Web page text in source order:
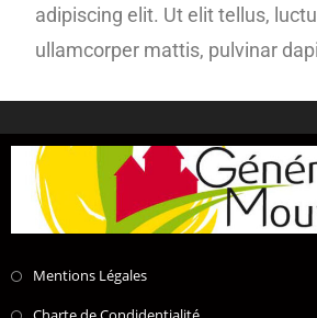
adipiscing elit. Ut elit tellus,
ullamcorper mattis, pulvinar
Mentions Légales